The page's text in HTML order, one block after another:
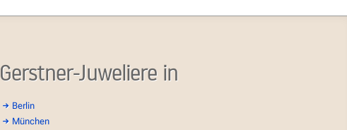
Gerstner-Juweliere in
Berlin
München